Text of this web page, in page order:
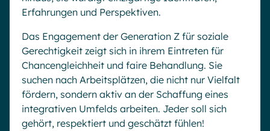
Erfahrungen und Perspektiven.
Das Engagement der Generation Z für soziale
Gerechtigkeit zeigt sich in ihrem Eintreten für
Chancengleichheit und faire Behandlung. Sie
suchen nach Arbeitsplätzen, die nicht nur Vielfalt
fördern, sondern aktiv an der Schaffung eines
integrativen Umfelds arbeiten. Jeder soll sich
gehört, respektiert und geschätzt fühlen!